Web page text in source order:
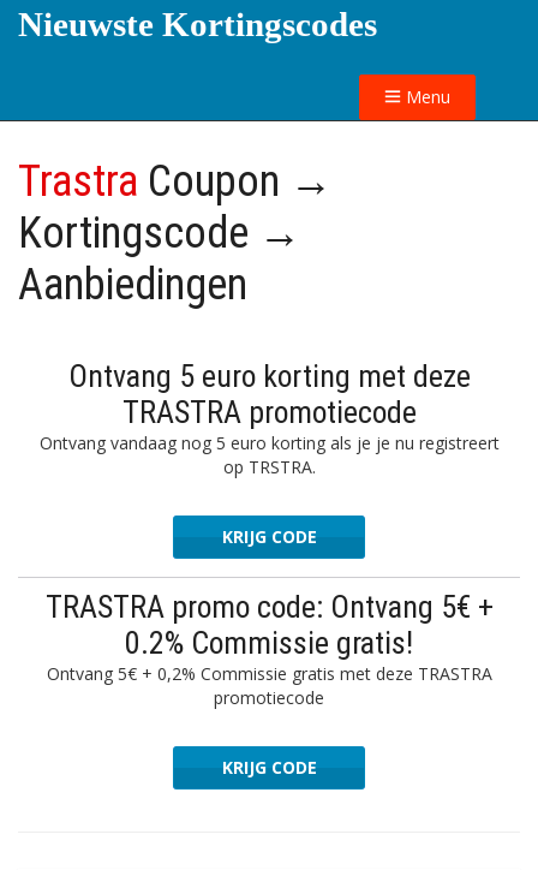
Nieuwste Kortingscodes
Menu
Trastra Coupon →
Kortingscode →
Aanbiedingen
Ontvang 5 euro korting met deze
TRASTRA promotiecode
Ontvang vandaag nog 5 euro korting als je je nu registreert
op TRSTRA.
1295792
KRIJG CODE
TRASTRA promo code: Ontvang 5€ +
0.2% Commissie gratis!
Ontvang 5€ + 0,2% Commissie gratis met deze TRASTRA
promotiecode
1295792
KRIJG CODE